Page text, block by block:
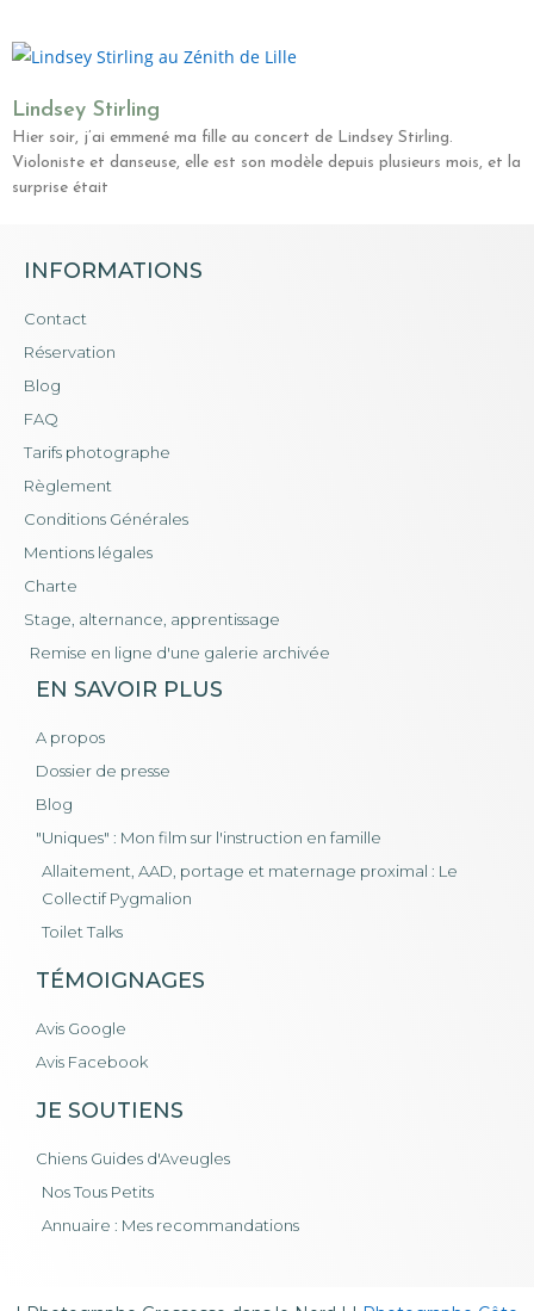
Lindsey Stirling
Hier soir, j’ai emmené ma fille au concert de Lindsey Stirling.
Violoniste et danseuse, elle est son modèle depuis plusieurs mois, et la
surprise était
INFORMATIONS
Contact
Réservation
Blog
FAQ
Tarifs photographe
Règlement
Conditions Générales
Mentions légales
Charte
Stage, alternance, apprentissage
Remise en ligne d'une galerie archivée
EN SAVOIR PLUS
A propos
Dossier de presse
Blog
"Uniques" : Mon film sur l'instruction en famille
Allaitement, AAD, portage et maternage proximal : Le
Collectif Pygmalion
Toilet Talks
TÉMOIGNAGES
Avis Google
Avis Facebook
JE SOUTIENS
Chiens Guides d'Aveugles
Nos Tous Petits
Annuaire : Mes recommandations